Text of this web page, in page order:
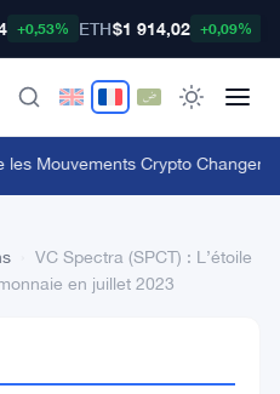
+0,53% ETH$1 914,02 +0,09%
Mouvements Crypto Changent
VC Spectra (SPCT) : L’étoile
en juillet 2023